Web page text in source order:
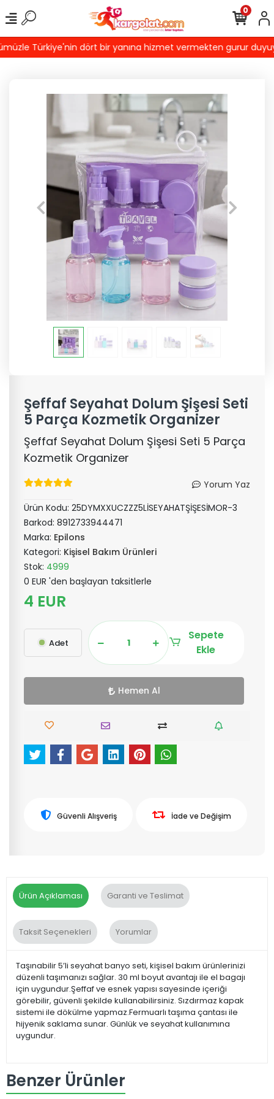
Türkiye'nin dört bir yanına hizmet vermekten gurur
0
Şeffaf Seyahat Dolum Şişesi Seti
5 Parça Kozmetik Organizer
Şeffaf Seyahat Dolum Şişesi Seti 5 Parça
Kozmetik Organizer
Yorum Yaz
Ürün Kodu: 25DYMXXUCZZZ5LİSEYAHATŞİŞESİMOR-3
Barkod: 8912733944471
Marka: Epilons
Kategori: Kişisel Bakım Ürünleri
Stok: 4999
0 EUR 'den başlayan taksitlerle
4 EUR
Adet
Sepete
Ekle
Hemen Al
Güvenli Alışveriş İade ve Değişim
Ürün Açıklaması Garanti ve Teslimat
Taksit Seçenekleri Yorumlar
Taşınabilir 5’li seyahat banyo seti, kişisel bakım ürünlerinizi
düzenli taşımanızı sağlar. 30 ml boyut avantajı ile el bagajı
için uygundur.Şeffaf ve esnek yapısı sayesinde içeriği
görebilir, güvenli şekilde kullanabilirsiniz. Sızdırmaz kapak
sistemi ile dökülme yapmaz.Fermuarlı taşıma çantası ile
hijyenik saklama sunar. Günlük ve seyahat kullanımına
uygundur.
Benzer Ürünler